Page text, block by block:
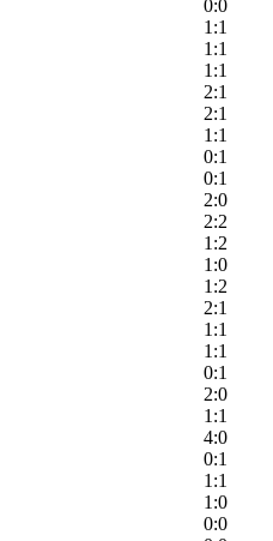
0:0
1:1
1:1
1:1
2:1
2:1
1:1
0:1
0:1
2:0
2:2
1:2
1:0
1:2
2:1
1:1
1:1
0:1
2:0
1:1
4:0
0:1
1:1
1:0
0:0